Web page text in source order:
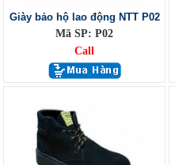
Giày bảo hộ lao động NTT P02
Mã SP: P02
Call